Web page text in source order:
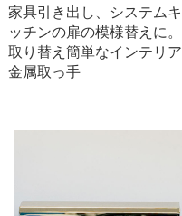
家具引き出し、システムキ
ッチンの扉の模様替えに。
取り替え簡単なインテリア
金属取っ手